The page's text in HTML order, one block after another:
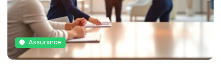
Assurance